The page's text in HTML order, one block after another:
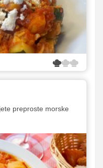
preproste morske